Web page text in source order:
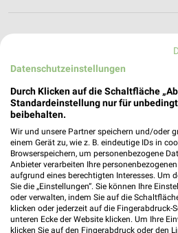
17 Prospekte
SELGROS
Datenschutzeinstellungen
Durch Klicken auf die Schaltfläche
Standardeinstellung nur für
beibehalten.
Wir und unsere Partner speichern und/oder
einem Gerät zu, wie z. B. eindeutige IDs in
Browserspeichern, um personenbezogene
Anbieter verarbeiten Ihre
aufgrund eines berechtigten Interesses. Um
Sie die „Einstellungen“. Sie können Ihre
oder verwalten, indem Sie auf die
klicken oder jederzeit auf die Fingerabdruck-
unteren Ecke der Website klicken. Um Ihre
klicken Sie auf den Fingerabdruck oder den